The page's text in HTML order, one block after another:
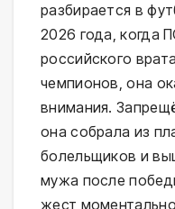
разбирается в
2026 года, когда
российского
чемпионов, она
внимания.
она собрала из
болельщиков и
мужа после
жест